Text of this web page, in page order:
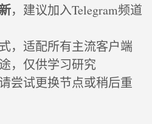
，建议加入Telegram频道
，适配所有主流客户端
，仅供学习研究
尝试更换节点或稍后重